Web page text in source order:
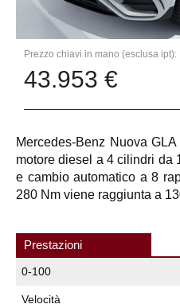
Prezzo chiavi in mano (esclusa ipt):
43.953 €
Mercedes-Benz Nuova
motore diesel a 4 cilindri da
e cambio automatico a 8
280 Nm viene raggiunta a
Prestazioni
0-100
Velocità